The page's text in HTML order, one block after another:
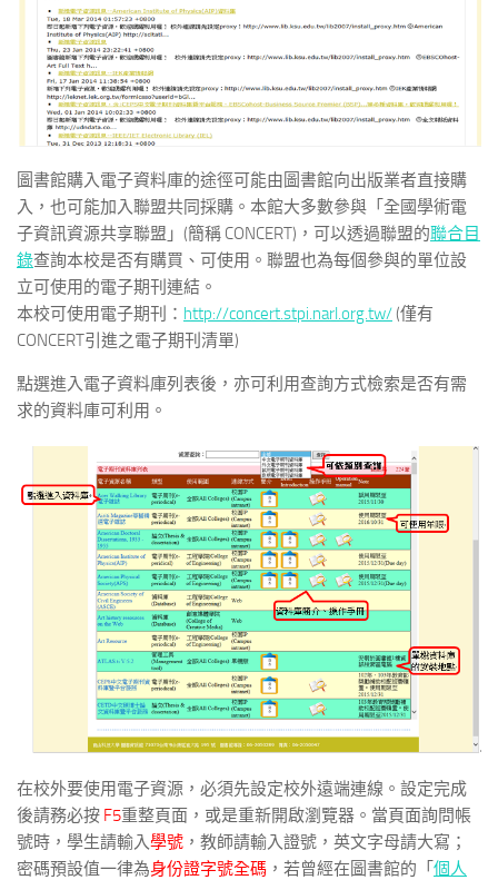
圖書館購入電子資料庫的途徑可能由圖書館向出版業者直接購
入，也可能加入聯盟共同採購。本館大多數參與「全國學術電
子資訊資源共享聯盟」(簡稱 CONCERT)，可以透過聯盟的聯合目
錄查詢本校是否有購買、可使用。聯盟也為每個參與的單位設
立可使用的電子期刊連結。
本校可使用電子期刊： http://concert.stpi.narl.org.tw/(僅有
CONCERT引進之電子期刊清單)
點選進入電子資料庫列表後，亦可利用查詢方式檢索是否有需
求的資料庫可利用。
在校外要使用電子資源，必須先設定校外遠端連線。設定完成
後請務必按 F5重整頁面，或是重新開啟瀏覽器。當頁面詢問帳
號時，學生請輸入學號 ，教師請輸入證號，英文字母請大寫；
密碼預設值一律為身份證字號全碼 ，若曾經在圖書館的「 個人